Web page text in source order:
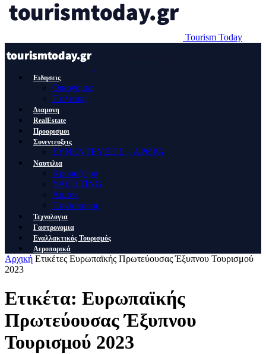
Tourism Today
Ειδησεις
Οικονομια
Πολιτικη
Διαμονη
RealEstate
Προορισμοι
Συνεντευξεις
ΣΥΝΕΝΤΕΥΞΕΙΣ – ΑΡΘΡΑ
Ναυτιλια
Κρουαζιερα
YACHTING
Λιμανι
Ποντοπορος
Τεχνολογια
Γαστρονομια
Εναλλακτικός Τουρισμός
Αεροπορικά
Αρχική Ετικέτες Ευρωπαϊκής Πρωτεύουσας Έξυπνου Τουρισμού
2023
Ετικέτα: Ευρωπαϊκής
Πρωτεύουσας Έξυπνου
Τουρισμού 2023